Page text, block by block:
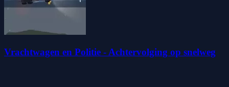
Vrachtwagen en Politie - Achtervolging op snelweg